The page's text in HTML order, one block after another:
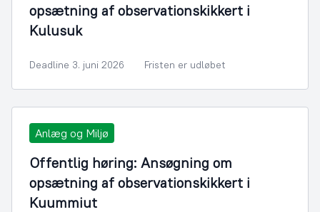
opsætning af observationskikkert i
Kulusuk
Deadline 3. juni 2026 Fristen er udløbet
Anlæg og Miljø
Offentlig høring: Ansøgning om
opsætning af observationskikkert i
Kuummiut